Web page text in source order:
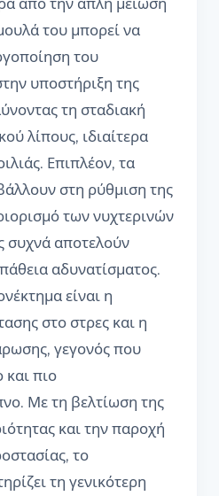
του μπορεί να
του
υποστήριξη της
τη σταδιακή
λίπους, ιδιαίτερα
Επιπλέον, τα
στη ρύθμιση της
των νυχτερινών
συχνά αποτελούν
αδυνατίσματος.
είναι η
στο στρες και η
γεγονός που
και πιο
Με τη βελτίωση της
και την παροχή
το
τη γενικότερη